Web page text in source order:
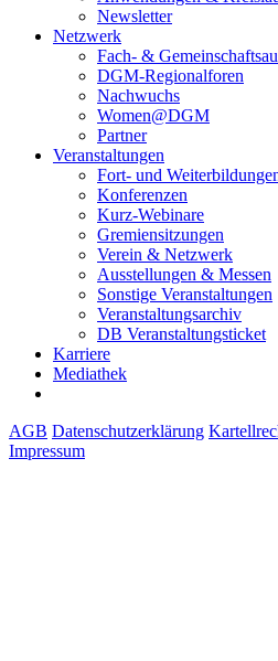
Newsletter
Netzwerk
Fach- &
DGM-Regionalforen
Nachwuchs
Women@DGM
Partner
Veranstaltungen
Fort- und
Konferenzen
Kurz-Webinare
Gremiensitzungen
Verein & Netzwerk
Ausstellungen & Messen
Sonstige Veranstaltungen
Veranstaltungsarchiv
DB Veranstaltungsticket
Karriere
Mediathek
AGB Datenschutzerklärung
Impressum